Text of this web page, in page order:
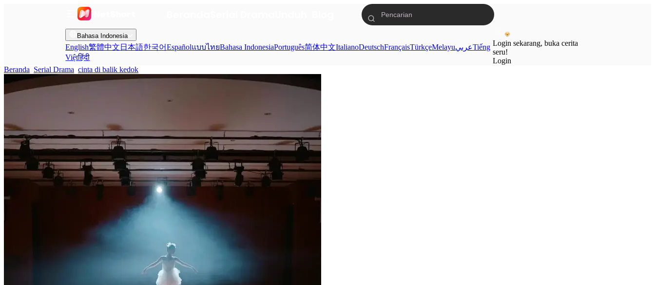
Bahasa Indonesia
English繁體中文 日本語한국어EspañolแบบไทยBahasa IndonesiaPortuguês简体中文ItalianoDeutschFrançaisTürkçeMelayuعربيTiếng
Việtहिंदी
Login sekarang, buka cerita
seru!
Login
Beranda Serial Drama cinta di balik kedok